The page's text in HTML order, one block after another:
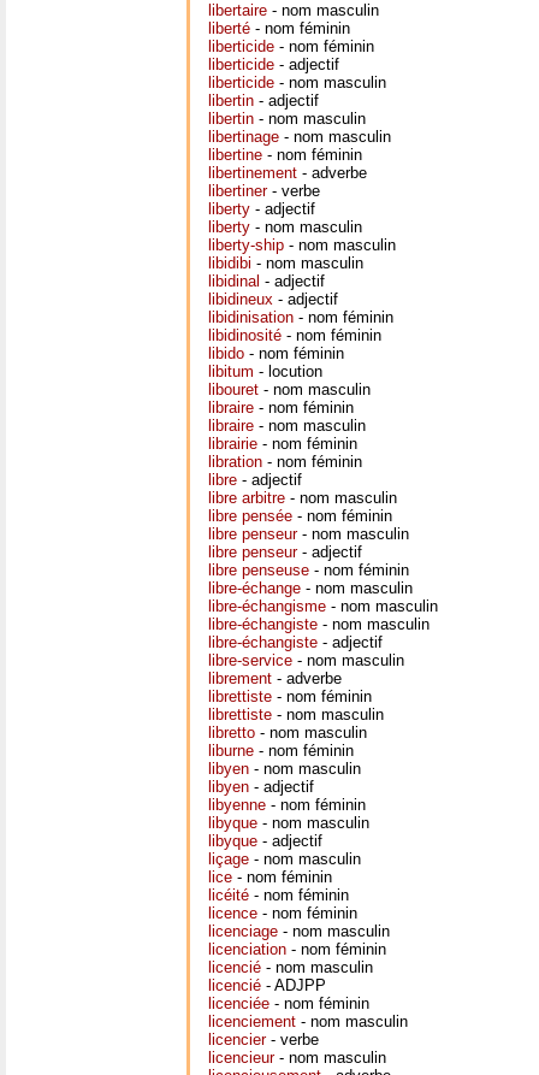
libertaire - nom masculin
liberté - nom féminin
liberticide - nom féminin
liberticide - adjectif
liberticide - nom masculin
libertin - adjectif
libertin - nom masculin
libertinage - nom masculin
libertine - nom féminin
libertinement - adverbe
libertiner- verbe
liberty - adjectif
liberty - nom masculin
liberty-ship - nom masculin
libidibi - nom masculin
libidinal - adjectif
libidineux - adjectif
libidinisation - nom féminin
libidinosité - nom féminin
libido - nom féminin
libitum - locution
libouret - nom masculin
libraire - nom féminin
libraire - nom masculin
librairie - nom féminin
libration - nom féminin
libre - adjectif
libre arbitre - nom masculin
libre pensée - nom féminin
libre penseur- nom masculin
libre penseur- adjectif
libre penseuse - nom féminin
libre-échange - nom masculin
libre-échangisme - nom masculin
libre-échangiste - nom masculin
libre-échangiste - adjectif
libre-service - nom masculin
librement - adverbe
librettiste - nom féminin
librettiste - nom masculin
libretto - nom masculin
liburne - nom féminin
libyen - nom masculin
libyen - adjectif
libyenne - nom féminin
libyque - nom masculin
libyque - adjectif
liçage - nom masculin
lice - nom féminin
licéité - nom féminin
licence - nom féminin
licenciage - nom masculin
licenciation - nom féminin
licencié - nom masculin
licencié - ADJPP
licenciée - nom féminin
licenciement - nom masculin
licencier- verbe
licencieur- nom masculin